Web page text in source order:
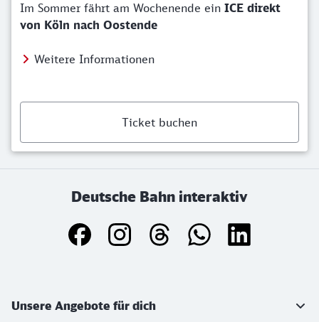
Im Sommer fährt am Wochenende ein ICE direkt
von Köln nach Oostende
Weitere Informationen
Ticket buchen
Deutsche Bahn interaktiv
Unsere Angebote für dich